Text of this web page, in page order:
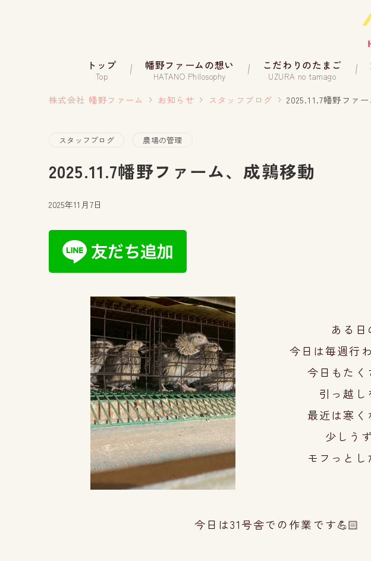
トップ
Top
幡野ファームの想い
HATANO Philosophy
こだわりのたまご
UZURA no tamago
株式会社 幡野ファーム お知らせ スタッフブログ 2025.11.7幡野ファ
スタッフブログ 農場の管理
2025.11.7幡野ファーム、成鶉移動
2025年11月7日
ある日
今日は毎週行
今日もたく
引っ越し
最近は寒く
少しう
モフっとし
今日は31号舎での作業です💪🏻